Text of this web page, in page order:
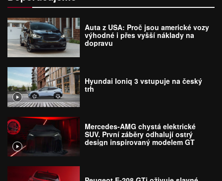
Auta z USA: Proč jsou americké vozy
výhodné i přes vyšší náklady na
dopravu
Hyundai Ioniq 3 vstupuje na český
trh
Mercedes-AMG chystá elektrické
SUV. První záběry odhalují ostrý
design inspirovaný modelem GT